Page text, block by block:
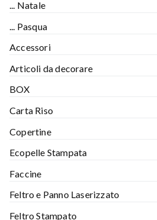
... Natale
... Pasqua
Accessori
Articoli da decorare
BOX
Carta Riso
Copertine
Ecopelle Stampata
Faccine
Feltro e Panno Laserizzato
Feltro Stampato